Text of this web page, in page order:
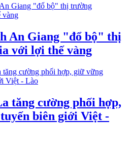
An Giang "đổ bộ" thị
với lợi thế vàng
tăng cường phối hợp,
biên giới Việt -